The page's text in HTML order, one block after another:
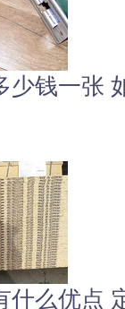
少钱一张
什么优点